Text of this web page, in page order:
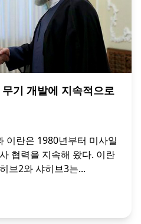
기 개발에 지속적으로
이란은 1980년부터 미사일
협력을 지속해 왔다. 이란
브2와 샤히브3는...